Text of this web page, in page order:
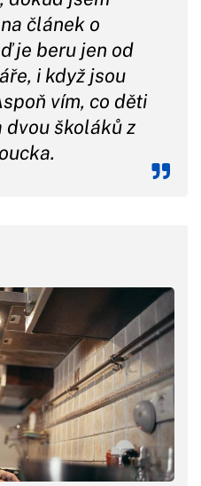
článek o
je beru jen od
i když jsou
vím, co děti
školáků z